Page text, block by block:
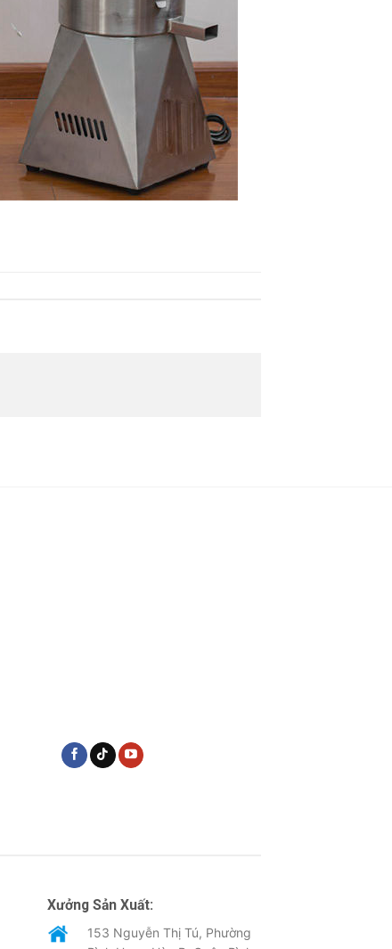
Xưởng Sản Xuất:
153 Nguyễn Thị Tú, Phường